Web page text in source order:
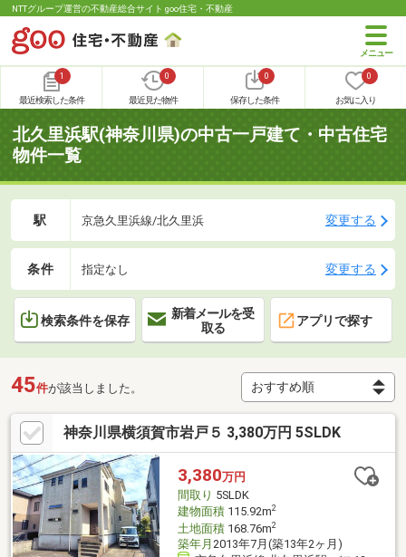
NTTグループ運営の不動産総合サイト goo住宅・不動産
1
最近検索した条件
0
最近見た物件
0
保存した条件
0
お気に入り
北久里浜駅(神奈川県)の中古一戸建て・中古住宅
物件一覧
駅 京急久里浜線/北久里浜 変更する
条件 指定なし 変更する
検索条件を保存
新着メールを受
取る
アプリで探す
45件が該当しました。
神奈川県横須賀市岩戸５ 3,380万円 5SLDK
3,380万円
間取り 5SLDK
建物面積115.92m2
土地面積168.76m2
築年月 2013年7月(築13年2ヶ月)